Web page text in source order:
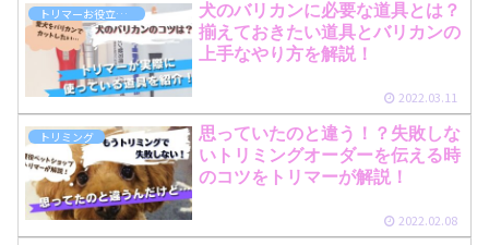
トリマーお役立ち情報
犬のバリカンに必要な道具とは？
揃えておきたい道具とバリカンの
上手なやり方を解説！
2022.03.11
トリミング
思っていたのと違う！？失敗しな
いトリミングオーダーを伝える時
のコツをトリマーが解説！
2022.02.08